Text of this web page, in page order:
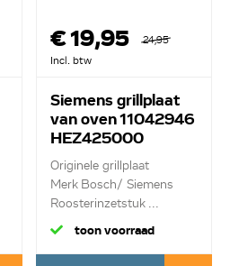
€ 19,95
24,95
Incl. btw
Siemens grillplaat
van oven 11042946
HEZ425000
Originele grillplaat
Merk Bosch/ Siemens
Roosterinzetstuk ...
toon voorraad